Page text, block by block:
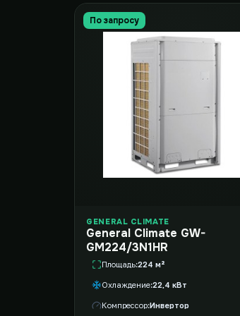
По запросу
GENERAL CLIMATE
General Climate GW-
GM224/3N1HR
Площадь 224 м²
Охлаждение 22,4 кВт
Компрессор Инвертор